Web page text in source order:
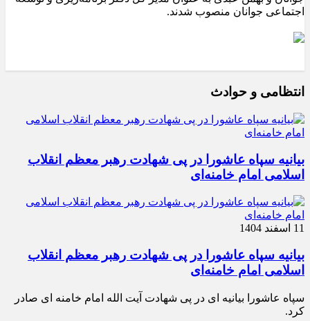
اجتماعی جوانان منصوب شدند.
انتظامی و حوادث
بیانیه سپاه عاشورا در پی شهادت رهبر معظم انقلاب
اسلامی امام خامنه‌ای
11 اسفند 1404
بیانیه سپاه عاشورا در پی شهادت رهبر معظم انقلاب
اسلامی امام خامنه‌ای
سپاه عاشورا بیانیه ای در پی شهادت آیت الله امام خامنه ای صادر
کرد.